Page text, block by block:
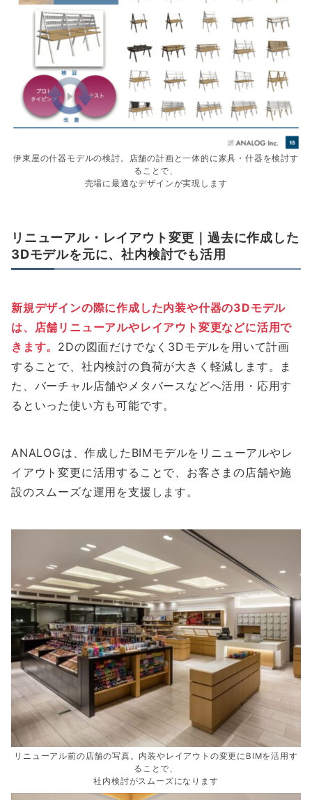
伊東屋の什器モデルの検討。店舗の計画と一体的に家具・什器を検討す
ることで、
売場に最適なデザインが実現します
リニューアル・レイアウト変更｜過去に作成した
3Dモデルを元に、社内検討でも活用
新規デザインの際に作成した内装や什器の3Dモデル
は、店舗リニューアルやレイアウト変更などに活用で
きます。 2Dの図面だけでなく3Dモデルを用いて計画
することで、社内検討の負荷が大きく軽減します。ま
た、バーチャル店舗やメタバースなどへ活用・応用す
るといった使い方も可能です。
ANALOGは、作成したBIMモデルをリニューアルやレ
イアウト変更に活用することで、お客さまの店舗や施
設のスムーズな運用を支援します。
リニューアル前の店舗の写真。内装やレイアウトの変更にBIMを活用す
ることで、
社内検討がスムーズになります